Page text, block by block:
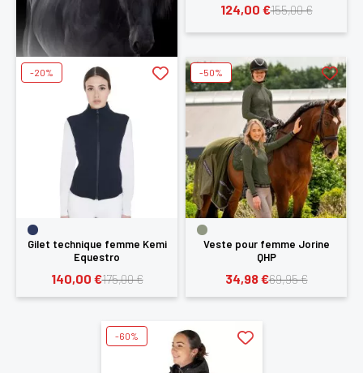
155,00 €
124,00 €
Gilet technique femme Kemi
Equestro
175,00 €
140,00 €
-20%
Veste pour femme Jorine
QHP
69,95 €
34,98 €
-50%
-60%